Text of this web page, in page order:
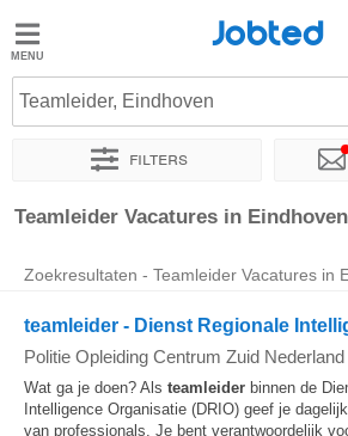
Jobted
Vacatures
Salarissen
Jobted
Teamleider, Eindhoven
Filters
Sorteer op Exacte locatie Bedrijf
Teamleider Vacatures in Eindhoven
Zoekresultaten - Teamleider Vacatures in
teamleider - Dienst Regionale
Politie Opleiding Centrum Zuid Nederland
Wat ga je doen? Als teamleider binnen de
Intelligence Organisatie (DRIO) geef je
van professionals. Je bent verantwoordelijk